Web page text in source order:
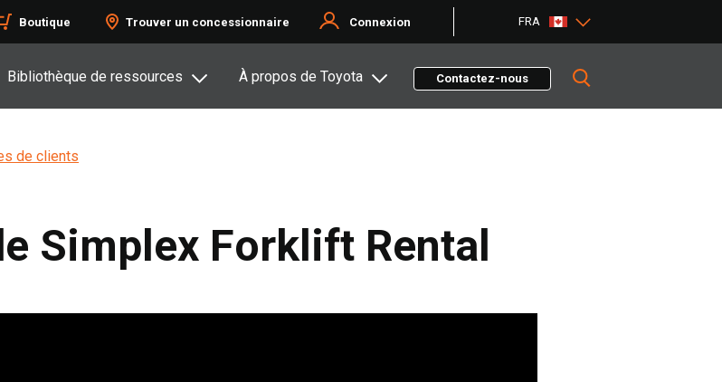
Boutique Trouver un concessionnaire Connexion FRA
Bibliothèque de ressources À propos de Toyota Contactez-nous
de clients
Simplex Forklift Rental